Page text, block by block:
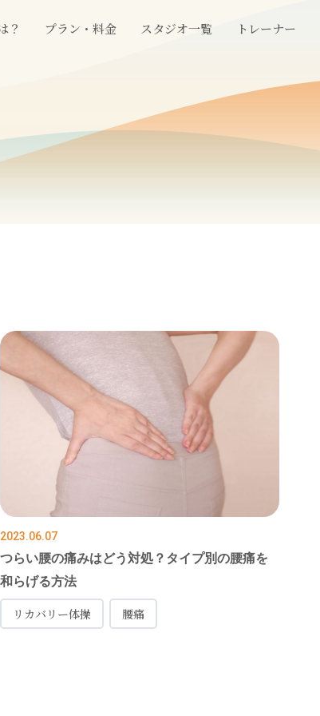
？ プラン・料金 スタジオ一覧 トレーナー
2023.06.07
つらい腰の痛みはどう対処？タイプ別の腰痛を
和らげる方法
リカバリー体操 腰痛